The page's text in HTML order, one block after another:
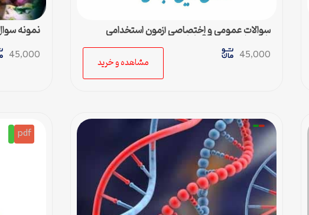
سوالات عمومی و اختصاصی آزمون استخدامی
تامین اجتماعی 99 با پاسخنامه
45,000
مشاهده و خرید
نمونه
مهدیس
45,000
pdf